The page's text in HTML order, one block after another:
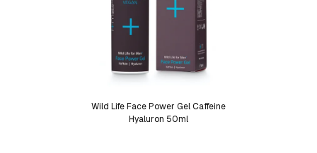
Wild Life Face Power Gel Caffeine
Hyaluron 50ml